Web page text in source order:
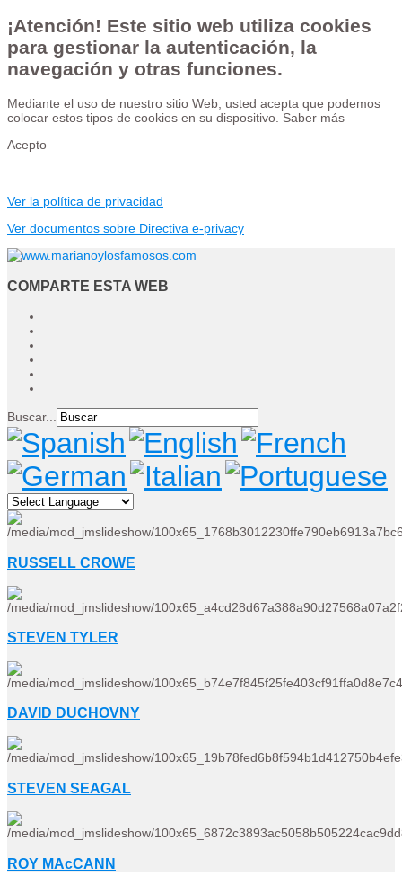
¡Atención! Este sitio web utiliza cookies
para gestionar la autenticación, la
navegación y otras funciones.
Mediante el uso de nuestro sitio Web, usted acepta que podemos
colocar estos tipos de cookies en su dispositivo. Saber más
Acepto
Ver la política de privacidad
Ver documentos sobre Directiva e-privacy
COMPARTE ESTA WEB
Buscar...
RUSSELL CROWE
STEVEN TYLER
DAVID DUCHOVNY
STEVEN SEAGAL
ROY MAcCANN